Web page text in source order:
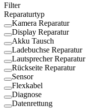
Filter
Reparaturtyp
Kamera Reparatur
Display Reparatur
Akku Tausch
Ladebuchse Reparatur
Lautsprecher Reparatur
Rückseite Reparatur
Sensor
Flexkabel
Diagnose
Datenrettung